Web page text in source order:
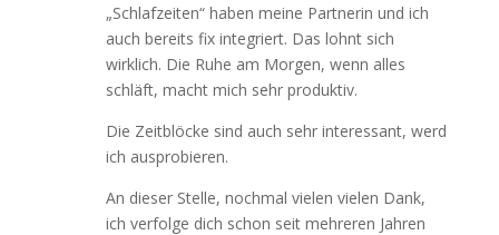
„Schlafzeiten“ haben meine Partnerin und ich
auch bereits fix integriert. Das lohnt sich
wirklich. Die Ruhe am Morgen, wenn alles
schläft, macht mich sehr produktiv.
Die Zeitblöcke sind auch sehr interessant, werd
ich ausprobieren.
An dieser Stelle, nochmal vielen vielen Dank,
ich verfolge dich schon seit mehreren Jahren